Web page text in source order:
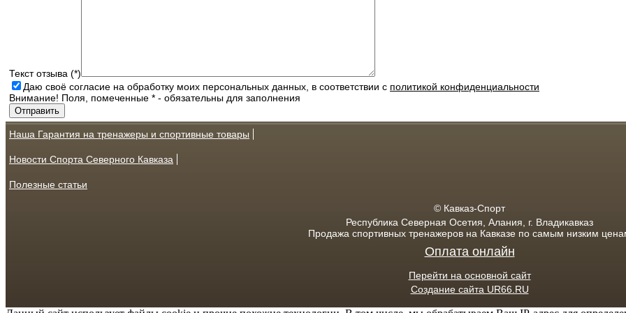
Текст отзыва (*)
Даю своё согласие на обработку моих персональных данных, в соответствии с политикой конфиденциальности
Внимание! Поля, помеченные * - обязательны для заполнения
Наша Гарантия на тренажеры и спортивные товары
Новости Спорта Северного Кавказа
Полезные статьи
© Кавказ-Спорт
Республика Северная Осетия, Алания, г. Владикавказ
Продажа спортивных тренажеров на Кавказе по самым низким
Оплата онлайн
Перейти на основной сайт
Создание сайта UR66.RU